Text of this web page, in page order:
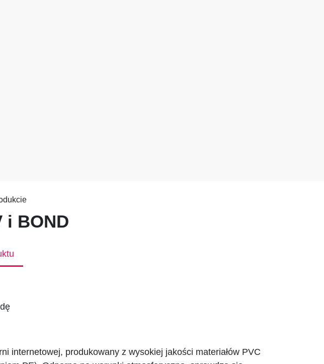
i BOND
internetowej, produkowany z wysokiej jakości materiałów PVC